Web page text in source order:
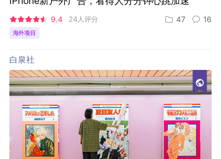
9.4 24人评分 47 16
海外项目
白泉社